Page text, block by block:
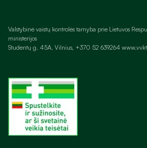
Valstybinė vaistų kontrolės tarnyba prie Lietuvos
ministerijos
Studentų g. 45A, Vilnius, +370 52 639264